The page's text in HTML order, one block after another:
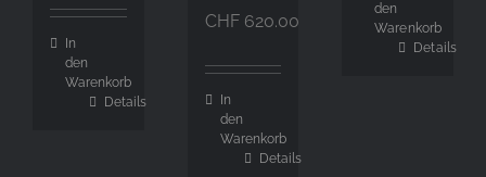
In
den
Warenkorb
Details
CHF620.00
In
den
Warenkorb
Details
den
Warenkorb
Details